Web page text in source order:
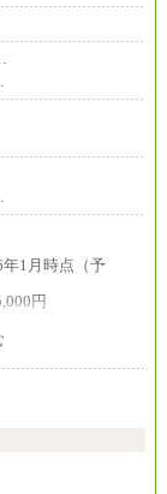
1月時点（予
円
遂行が求めら
高い金額を個別